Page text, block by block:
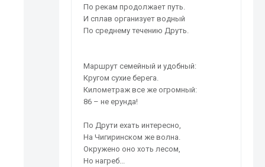
По рекам продолжает путь.
И сплав организует водный
По среднему течению Друть.
Маршрут семейный и удобный:
Кругом сухие берега.
Километраж все же огромный:
86 – не ерунда!
По Друти ехать интересно,
На Чигиринском же волна.
Окружено оно хоть лесом,
Но нагреб...